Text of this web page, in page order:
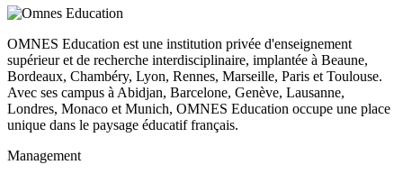
OMNES Education est une institution privée d'enseignement
supérieur et de recherche interdisciplinaire, implantée à Beaune,
Bordeaux, Chambéry, Lyon, Rennes, Marseille, Paris et Toulouse.
Avec ses campus à Abidjan, Barcelone, Genève, Lausanne,
Londres, Monaco et Munich, OMNES Education occupe une place
unique dans le paysage éducatif français.
Management